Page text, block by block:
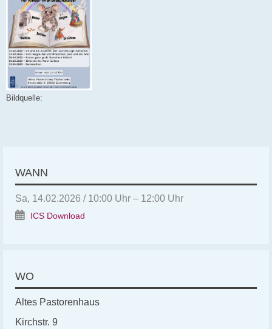
Bildquelle:
WANN
Sa, 14.02.2026 / 10:00 Uhr – 12:00 Uhr
ICS Download
WO
Altes Pastorenhaus
Kirchstr. 9